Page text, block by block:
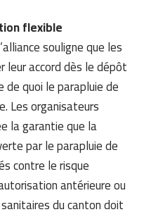
flexible
souligne que les
leur accord dès le dépôt
quoi le parapluie de
Les organisateurs
la garantie que la
par le parapluie de
contre le risque
antérieure ou
du canton doit